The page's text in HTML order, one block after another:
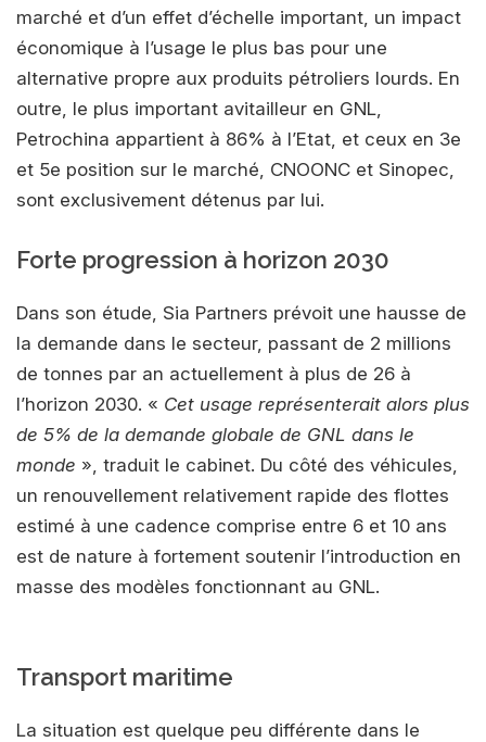
marché et d’un effet d’échelle important, un impact
économique à l’usage le plus bas pour une
alternative propre aux produits pétroliers lourds. En
outre, le plus important avitailleur en GNL,
Petrochina appartient à 86% à l’Etat, et ceux en 3e
et 5e position sur le marché, CNOONC et Sinopec,
sont exclusivement détenus par lui.
Forte progression à horizon 2030
Dans son étude, Sia Partners prévoit une hausse de
la demande dans le secteur, passant de 2 millions
de tonnes par an actuellement à plus de 26 à
l’horizon 2030. « Cet usage représenterait alors plus
de 5% de la demande globale de GNL dans le
monde », traduit le cabinet. Du côté des véhicules,
un renouvellement relativement rapide des flottes
estimé à une cadence comprise entre 6 et 10 ans
est de nature à fortement soutenir l’introduction en
masse des modèles fonctionnant au GNL.
Transport maritime
La situation est quelque peu différente dans le